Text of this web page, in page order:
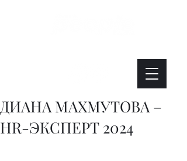
ДИАНА МАХМУТОВА –
HR-ЭКСПЕРТ 2024